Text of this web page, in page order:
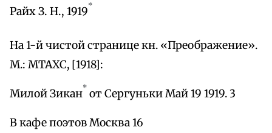
Райх З. Н., 1919*
На 1-й чистой странице кн. «Преображение».
М.: МТАХС, [1918]:
Милой Зикан* от Сергуньки Май 19 1919. 3
В кафе поэтов Москва 16